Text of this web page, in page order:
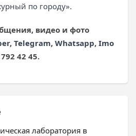
по городу».
видео и фото
, Telegram, Whatsapp, Imo
42 45.
лаборатория в